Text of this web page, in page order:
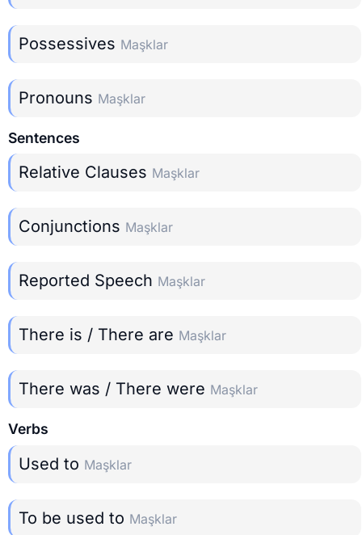
Possessives Maşklar
Pronouns Maşklar
Sentences
Relative Clauses Maşklar
Conjunctions Maşklar
Reported Speech Maşklar
There is / There are Maşklar
There was / There were Maşklar
Verbs
Used to Maşklar
To be used to Maşklar